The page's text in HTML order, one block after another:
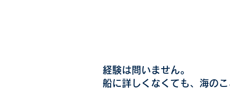
経験は問いません。
船に詳しくなくても、海の